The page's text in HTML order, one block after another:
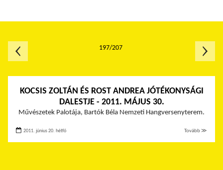
KOCSIS ZOLTÁN ÉS ROST ANDREA JÓTÉKONYSÁGI
DALESTJE - 2011. MÁJUS 30.
Művészetek Palotája, Bartók Béla Nemzeti Hangversenyterem.
2011. június 20. hétfő Tovább ≫
197/207